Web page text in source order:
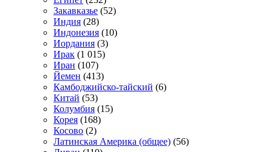
Закавказье (52)
Индия (28)
Индонезия (10)
Иордания (3)
Ирак (1 015)
Иран (107)
Йемен (413)
Камбоджийско-тайский (6)
Китай (53)
Колумбия (15)
Корея (168)
Косово (2)
Латинская Америка (общее) (56)